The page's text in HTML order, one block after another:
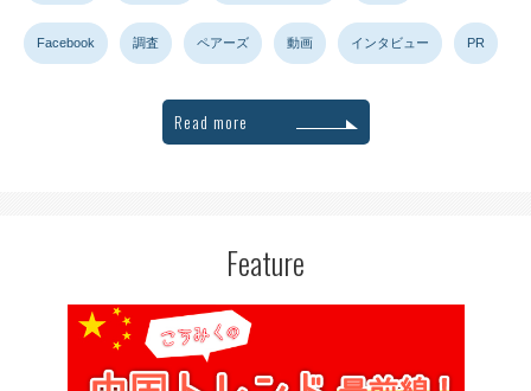
Facebook 調査 ペアーズ 動画 インタビュー PR
Read more
Feature